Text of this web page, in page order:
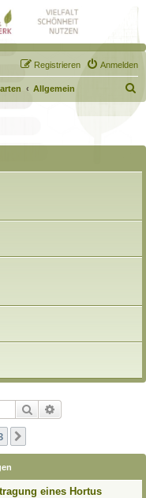
Anmelden
Registrieren
Allgemein
u
h
Suche
eines Hortus